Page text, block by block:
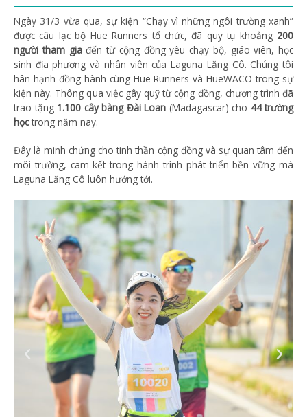
Ngày 31/3 vừa qua, sự kiện “Chạy vì những ngôi trường xanh”
được câu lạc bộ Hue Runners tổ chức, đã quy tụ khoảng 200
người tham giađến từ cộng đồng yêu chạy bộ, giáo viên, học
sinh địa phương và nhân viên của Laguna Lăng Cô. Chúng tôi
hân hạnh đồng hành cùng Hue Runners và HueWACO trong sự
kiện này. Thông qua việc gây quỹ từ cộng đồng, chương trình đã
trao tặng 1.100 cây bàng Đài Loan (Madagascar) cho 44 trường
họctrong năm nay.
Đây là minh chứng cho tinh thần cộng đồng và sự quan tâm đến
môi trường, cam kết trong hành trình phát triển bền vững mà
Laguna Lăng Cô luôn hướng tới.